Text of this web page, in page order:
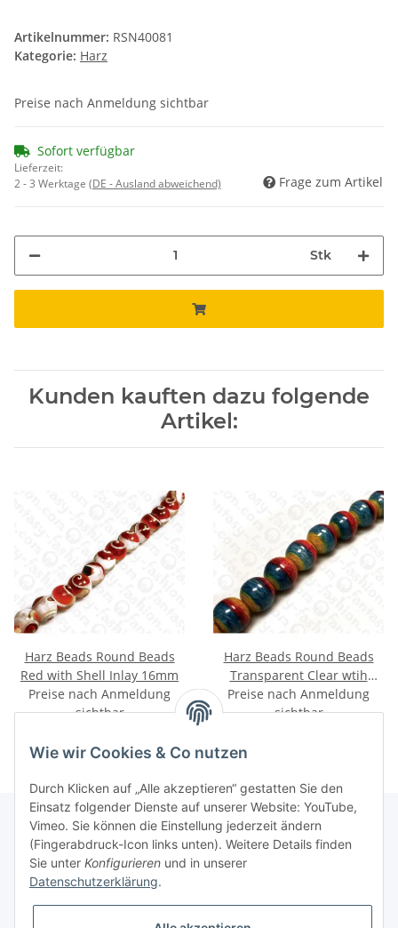
Artikelnummer: RSN40081
Kategorie: Harz
Preise nach Anmeldung sichtbar
Sofort verfügbar
Lieferzeit:
2 - 3 Werktage (DE - Ausland abweichend) Frage zum Artikel
Stk
Kunden kauften dazu folgende
Artikel:
Harz Beads Round Beads
Red with Shell Inlay 16mm
Preise nach Anmeldung
sichtbar
Harz Beads Round Beads
Transparent Clear wtih
Pastel Cords Inlay 23mm (3)
Preise nach Anmeldung
sichtbar
Informationen
Gesetzliche Informationen
Wie wir Cookies & Co nutzen
Durch Klicken auf „Alle akzeptieren“ gestatten Sie den
Einsatz folgender Dienste auf unserer Website: YouTube,
Vimeo. Sie können die Einstellung jederzeit ändern
(Fingerabdruck-Icon links unten). Weitere Details finden
Sie unter Konfigurieren und in unserer
Datenschutzerklärung.